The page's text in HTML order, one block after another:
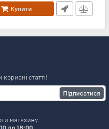
Купити
статті!
Підписатися
магазину: